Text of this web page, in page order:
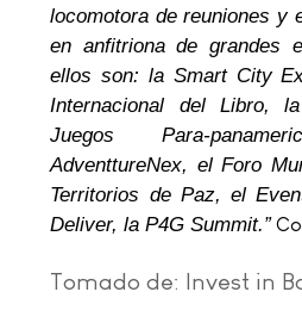
locomotora de reuniones y
en anfitriona de grandes
ellos son: la Smart City
Internacional del Libro,
Juegos Para-
AdventtureNex, el Foro
Territorios de Paz, el
Deliver, la P4G Summit.”
Tomado de: Invest in